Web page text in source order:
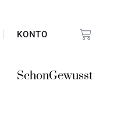
KONTO
SchonGewusst